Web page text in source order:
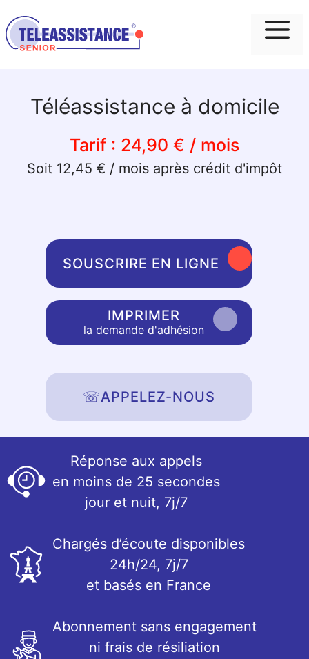
Téléassistance à domicile
Tarif : 24,90 € / mois
Soit 12,45 € / mois après crédit d'impôt
SOUSCRIRE EN LIGNE
IMPRIMER
la demande d'adhésion
☏APPELEZ-NOUS
Réponse aux appels
en moins de 25 secondes
jour et nuit, 7j/7
Chargés d’écoute disponibles
24h/24, 7j/7
et basés en France
Abonnement sans engagement
ni frais de résiliation